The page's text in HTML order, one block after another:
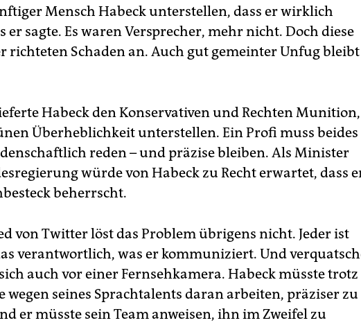
Mensch Habeck unterstellen, dass er wirklich
er sagte. Es waren Versprecher, mehr nicht. Doch diese
richteten Schaden an. Auch gut gemeinter Unfug bleibt
Habeck den Konservativen und Rechten Munition,
Überheblichkeit unterstellen. Ein Profi muss beides
reden – und präzise bleiben. Als Minister
würde von Habeck zu Recht erwartet, dass
beherrscht.
von Twitter löst das Problem übrigens nicht. Jeder ist
verantwortlich, was er kommuniziert. Und
auch vor einer Fernsehkamera. Habeck müsste trotz
wegen seines Sprachtalents daran arbeiten, präziser zu
er müsste sein Team anweisen, ihn im Zweifel zu